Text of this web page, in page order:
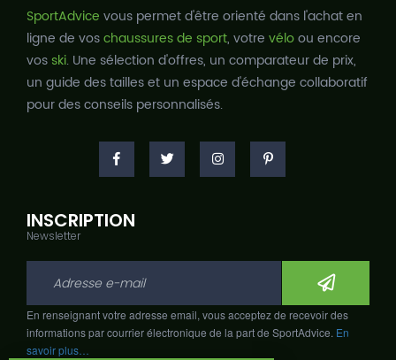
SportAdvice vous permet d'être orienté dans l'achat en
ligne de voschaussures de sport, votre véloou encore
vosski. Une sélection d'offres, un comparateur de prix,
un guide des tailles et un espace d'échange collaboratif
pour des conseils personnalisés.
INSCRIPTION
Newsletter
En renseignant votre adresse email, vous acceptez de recevoir des
informations par courrier électronique de la part de SportAdvice. En
savoir plus…